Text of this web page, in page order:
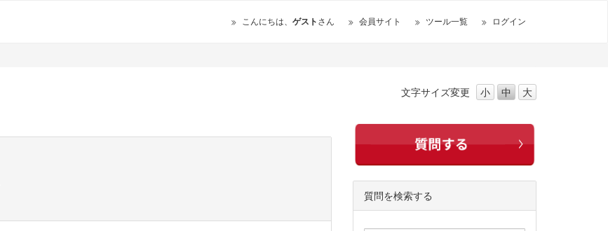
こんにちは、 ゲストさん 会員サイト ツール一覧 ログイン
文字サイズ変更 小 中 大
質問を検索する